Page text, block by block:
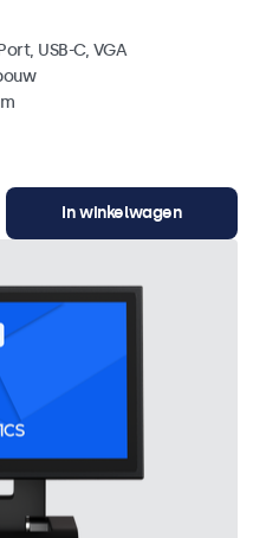
USB-C, VGA
In winkelwagen